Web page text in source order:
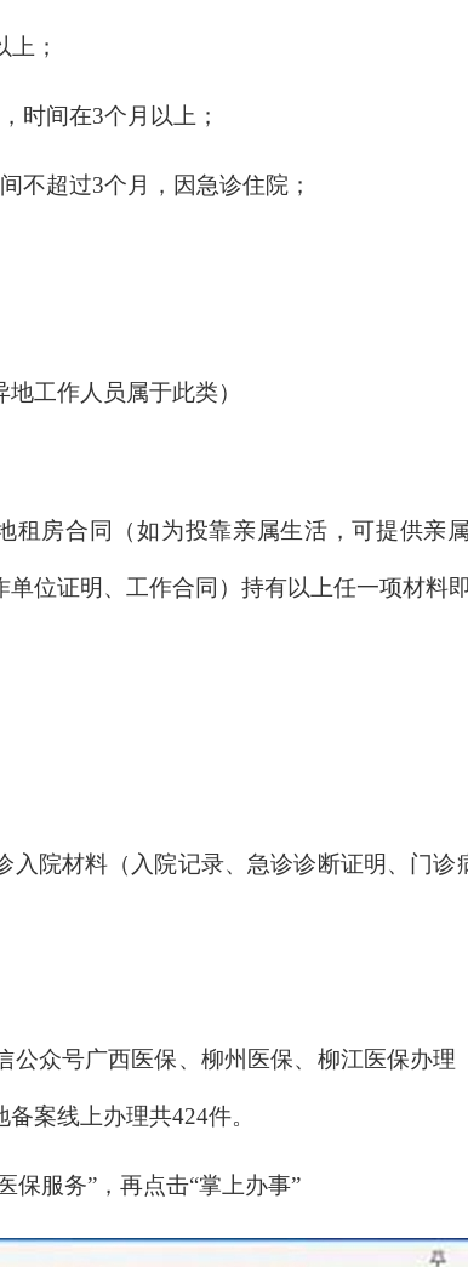
；
时间在3个月以上；
不超过3个月，因急诊住院；
工作人员属于此类）
租房合同（如为投靠亲属生活，可提供亲
位证明、工作合同）持有以上任一项材料即
入院材料（入院记录、急诊诊断证明、门
众号广西医保、柳州医保、柳江医保办
案线上办理共424件。
保服务”，再点击“掌上办事”